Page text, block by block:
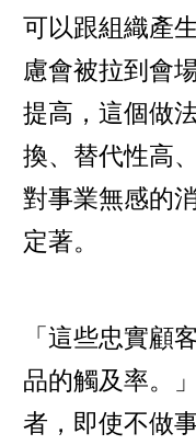
可以跟組織產
慮會被拉到會
提高，這個做
換、替代性高
對事業無感的
定著。
「這些忠實顧
品的觸及率。
者，即使不做